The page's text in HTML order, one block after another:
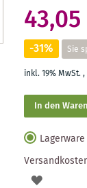
-31% Sie
inkl. 19% MwSt.,
In den
Lagerware
AUF